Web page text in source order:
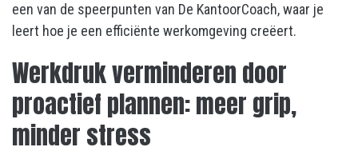
een van de speerpunten van De KantoorCoach, waar je
leert hoe je een efficiënte werkomgeving creëert.
Werkdruk verminderen door
proactief plannen: meer grip,
minder stress